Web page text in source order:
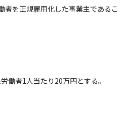
を正規雇用化した事業主であるこ
働者1人当たり20万円とする。